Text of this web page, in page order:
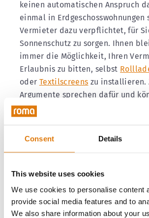
Consent Details
This website uses cookies
We use cookies to personalise content
provide social media features and to
We also share information about your
keinen automatischen Anspruch
einmal in Erdgeschosswohnungen
Vermieter dazu verpflichtet, für
Sonnenschutz zu sorgen. Ihnen
immer die Möglichkeit, Ihren
Erlaubnis zu bitten, selbst
oder Textilscreens zu installieren.
Argumente sprechen dafür und
bei der Überzeugung des
grundsätzlich den Wert eines
alles Punkte, von denen ein
langfristig profitieren kann und
Argumente hinsichtlicheiner